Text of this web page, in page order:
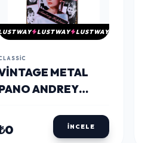
LUSTWAY LUSTWAY
METAL
ANDREY
İNCELE